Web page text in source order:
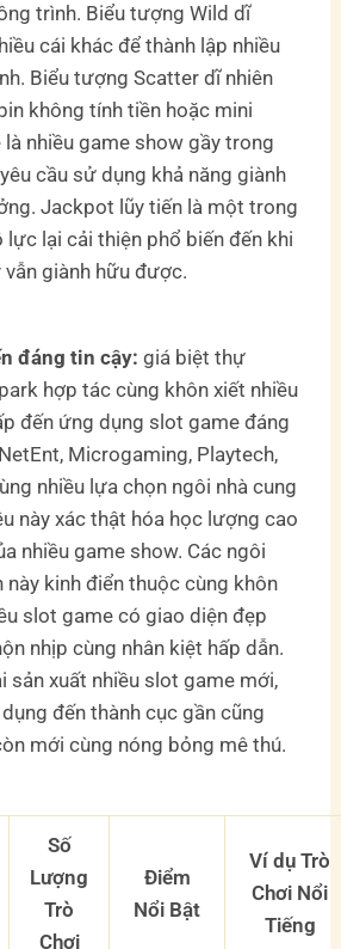
trình. Biểu tượng Wild dĩ
cái khác để thành lập nhiều
Biểu tượng Scatter dĩ nhiên
không tính tiền hoặc mini
nhiều game show gầy trong
cầu sử dụng khả năng giành
Jackpot lũy tiến là một trong
lại cải thiện phổ biến đến khi
giành hữu được.
đáng tin cậy: giá biệt thự
hợp tác cùng khôn xiết nhiều
đến ứng dụng slot game đáng
Microgaming, Playtech,
nhiều lựa chọn ngôi nhà cung
này xác thật hóa học lượng cao
nhiều game show. Các ngôi
này kinh điển thuộc cùng khôn
slot game có giao diện đẹp
nhịp cùng nhân kiệt hấp dẫn.
sản xuất nhiều slot game mới,
đến thành cục gần cũng
mới cùng nóng bỏng mê thú.
Số
Lượng
Trò
Chơi
Điểm
Nổi Bật
Ví dụ Trò
Chơi Nổi
Tiếng